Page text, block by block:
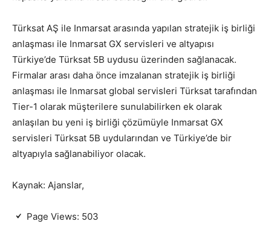
Türksat AŞ ile Inmarsat arasında yapılan stratejik iş birliği
anlaşması ile Inmarsat GX servisleri ve altyapısı
Türkiye’de Türksat 5B uydusu üzerinden sağlanacak.
Firmalar arası daha önce imzalanan stratejik iş birliği
anlaşması ile Inmarsat global servisleri Türksat tarafından
Tier-1 olarak müşterilere sunulabilirken ek olarak
anlaşılan bu yeni iş birliği çözümüyle Inmarsat GX
servisleri Türksat 5B uydularından ve Türkiye’de bir
altyapıyla sağlanabiliyor olacak.
Kaynak: Ajanslar,
Page Views: 503